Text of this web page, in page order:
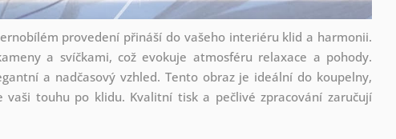
provedení přináší do vašeho interiéru klid a harmonii.
a svíčkami, což evokuje atmosféru relaxace a pohody.
a nadčasový vzhled. Tento obraz je ideální do koupelny,
vaši touhu po klidu. Kvalitní tisk a pečlivé zpracování zaručují